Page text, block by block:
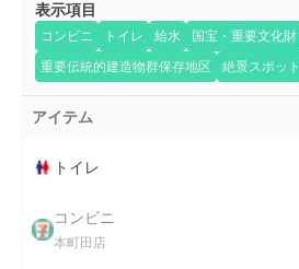
表示項目
コンビニ トイレ 給水
国宝・重要文化財
重要伝統的建造物群保存地区
絶景スポット
アイテム
トイレ
コンビニ
本町田店